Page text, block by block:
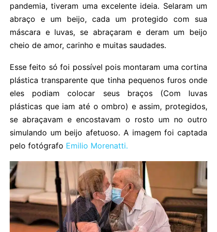
pandemia, tiveram uma excelente ideia. Selaram um
abraço e um beijo, cada um protegido com sua
máscara e luvas, se abraçaram e deram um beijo
cheio de amor, carinho e muitas saudades.
Esse feito só foi possível pois montaram uma cortina
plástica transparente que tinha pequenos furos onde
eles podiam colocar seus braços (Com luvas
plásticas que iam até o ombro) e assim, protegidos,
se abraçavam e encostavam o rosto um no outro
simulando um beijo afetuoso. A imagem foi captada
pelo fotógrafo Emilio Morenatti.